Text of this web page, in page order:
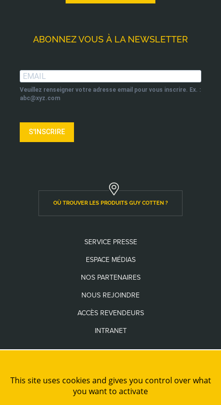
ABONNEZ VOUS À LA NEWSLETTER
Veuillez renseigner votre adresse email pour vous inscrire. Ex. :
abc@xyz.com
S'INSCRIRE
OÙ TROUVER LES PRODUITS GUY COTTEN ?
SERVICE PRESSE
ESPACE MÉDIAS
NOS PARTENAIRES
NOUS REJOINDRE
ACCÈS REVENDEURS
INTRANET
This site uses cookies and gives you control over what
you want to activate